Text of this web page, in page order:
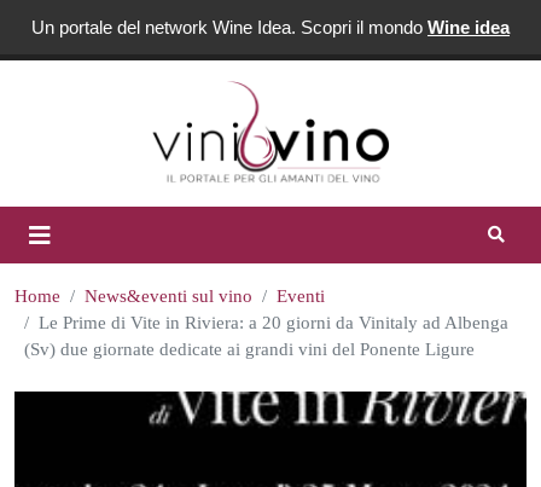
Un portale del network Wine Idea. Scopri il mondo Wine idea
Home News&eventi sul vino
Eventi
Le Prime di Vite in Riviera: a 20 giorni da Vinitaly ad Albenga
(Sv) due giornate dedicate ai grandi vini del Ponente Ligure